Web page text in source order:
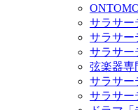
サラサー
サラサー
サラサー
弦楽器専
サラサー
サラサー